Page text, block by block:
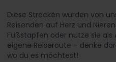
Diese Strecken wurden von
Reisenden auf Herz und
Fußstapfen oder nutze sie
eigene Reiseroute – denke
wo du es möchtest!